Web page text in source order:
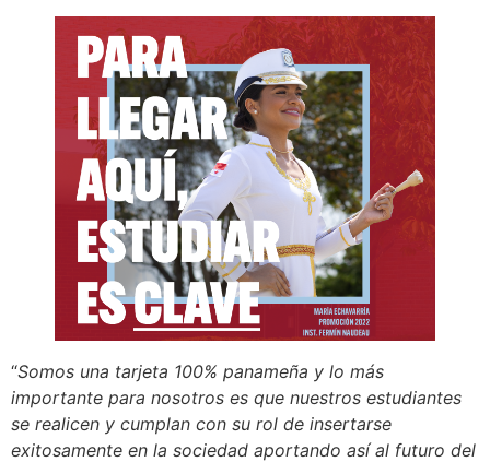
“Somos una tarjeta 100% panameña y lo más
importante para nosotros es que nuestros estudiantes
se realicen y cumplan con su rol de insertarse
exitosamente en la sociedad aportando así al futuro del